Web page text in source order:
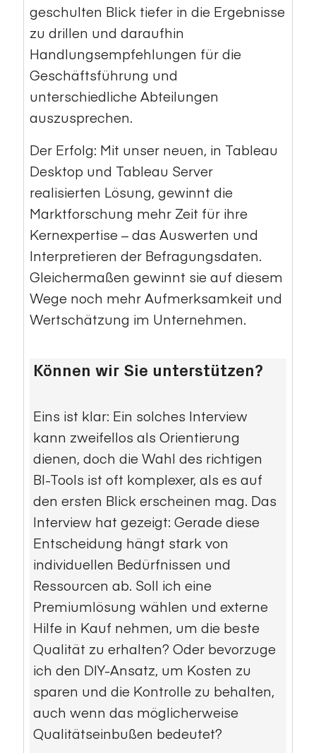
geschulten Blick tiefer in die Ergebnisse
zu drillen und daraufhin
Handlungsempfehlungen für die
Geschäftsführung und
unterschiedliche Abteilungen
auszusprechen.
Der Erfolg: Mit unser neuen, in Tableau
Desktop und Tableau Server
realisierten Lösung, gewinnt die
Marktforschung mehr Zeit für ihre
Kernexpertise – das Auswerten und
Interpretieren der Befragungsdaten.
Gleichermaßen gewinnt sie auf diesem
Wege noch mehr Aufmerksamkeit und
Wertschätzung im Unternehmen.
Können wir Sie unterstützen?
Eins ist klar: Ein solches Interview
kann zweifellos als Orientierung
dienen, doch die Wahl des richtigen
BI-Tools ist oft komplexer, als es auf
den ersten Blick erscheinen mag. Das
Interview hat gezeigt: Gerade diese
Entscheidung hängt stark von
individuellen Bedürfnissen und
Ressourcen ab. Soll ich eine
Premiumlösung wählen und externe
Hilfe in Kauf nehmen, um die beste
Qualität zu erhalten? Oder bevorzuge
ich den DIY-Ansatz, um Kosten zu
sparen und die Kontrolle zu behalten,
auch wenn das möglicherweise
Qualitätseinbußen bedeutet?